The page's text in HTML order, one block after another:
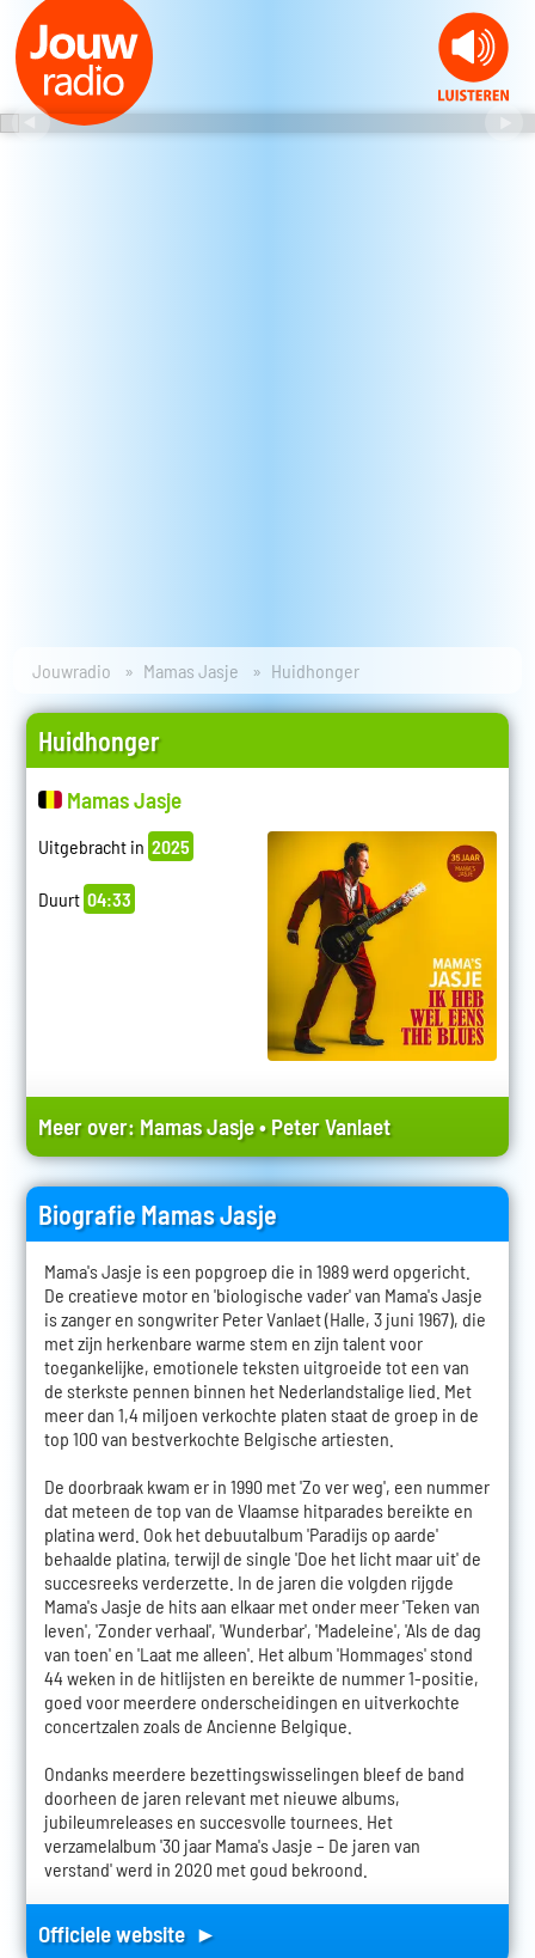
Jouwradio Mamas Jasje Huidhonger
Huidhonger
Mamas Jasje
Uitgebracht in 2025
Duurt 04:33
Meer over: Mamas Jasje•Peter Vanlaet
Biografie Mamas Jasje
Mama's Jasje is een popgroep die in 1989 werd opgericht.
De creatieve motor en 'biologische vader' van Mama's Jasje
is zanger en songwriter Peter Vanlaet (Halle, 3 juni 1967), die
met zijn herkenbare warme stem en zijn talent voor
toegankelijke, emotionele teksten uitgroeide tot een van
de sterkste pennen binnen het Nederlandstalige lied. Met
meer dan 1,4 miljoen verkochte platen staat de groep in de
top 100 van bestverkochte Belgische artiesten.
De doorbraak kwam er in 1990 met 'Zo ver weg', een nummer
dat meteen de top van de Vlaamse hitparades bereikte en
platina werd. Ook het debuutalbum 'Paradijs op aarde'
behaalde platina, terwijl de single 'Doe het licht maar uit' de
succesreeks verderzette. In de jaren die volgden rijgde
Mama's Jasje de hits aan elkaar met onder meer 'Teken van
leven', 'Zonder verhaal', 'Wunderbar', 'Madeleine', 'Als de dag
van toen' en 'Laat me alleen'. Het album 'Hommages' stond
44 weken in de hitlijsten en bereikte de nummer 1-positie,
goed voor meerdere onderscheidingen en uitverkochte
concertzalen zoals de Ancienne Belgique.
Ondanks meerdere bezettingswisselingen bleef de band
doorheen de jaren relevant met nieuwe albums,
jubileumreleases en succesvolle tournees. Het
verzamelalbum '30 jaar Mama's Jasje – De jaren van
verstand' werd in 2020 met goud bekroond.
Officiele website ►